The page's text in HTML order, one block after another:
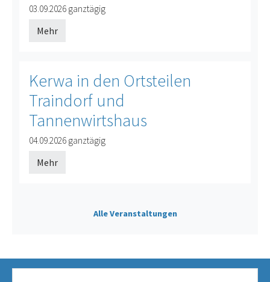
03.09.2026 ganztägig
Mehr
Kerwa in den Ortsteilen
Traindorf und
Tannenwirtshaus
04.09.2026 ganztägig
Mehr
Alle Veranstaltungen